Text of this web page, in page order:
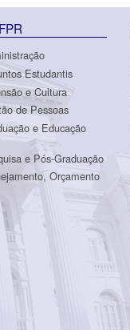
Estudantis
e Cultura
de Pessoas
e Educação
e Pós-Graduação
Orçamento